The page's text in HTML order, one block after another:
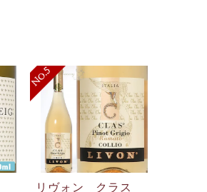
リヴォン クラス